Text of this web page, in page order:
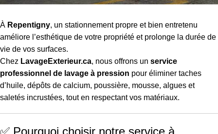
À Repentigny, un stationnement propre et bien entretenu
améliore l’esthétique de votre propriété et prolonge la durée de
vie de vos surfaces.
Chez LavageExterieur.ca, nous offrons un service
professionnel de lavage à pression pour éliminer taches
d’huile, dépôts de calcium, poussière, mousse, algues et
saletés incrustées, tout en respectant vos matériaux.
✅ Pourquoi choisir notre service à